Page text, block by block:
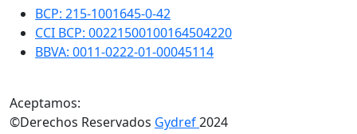
BCP: 215-1001645-0-42
CCI BCP: 00221500100164504220
BBVA: 0011-0222-01-00045114
Aceptamos:
©Derechos Reservados Gydref2024